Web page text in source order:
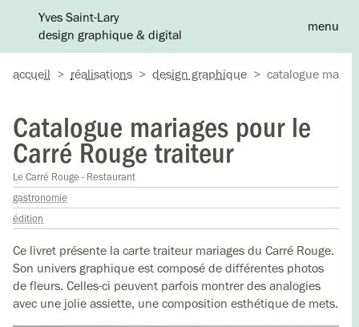
Yves Saint-Lary
design graphique & digital
menu
accueil > réalisations > design graphique > catalogue
Catalogue mariages pour le
Carré Rouge traiteur
Le Carré Rouge - Restaurant
gastronomie
édition
Ce livret présente la carte traiteur mariages du Carré Rouge.
Son univers graphique est composé de différentes photos
de fleurs. Celles-ci peuvent parfois montrer des analogies
avec une jolie assiette, une composition esthétique de mets.